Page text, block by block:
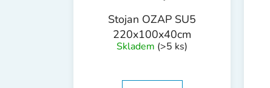
Stojan OZAP SU5
220x100x40cm
Skladem (>5 ks)